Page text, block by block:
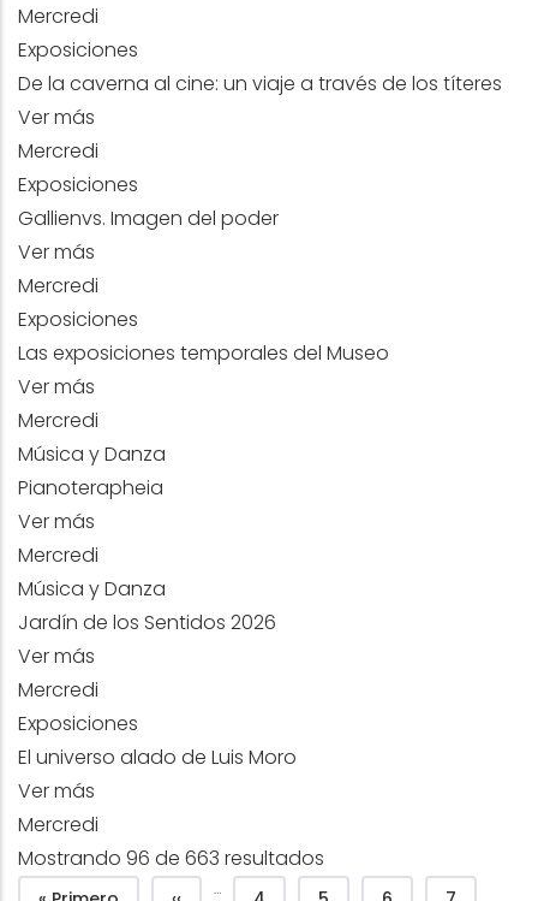
Mercredi
Exposiciones
De la caverna al cine: un viaje a través de los títeres
Ver más
Mercredi
Exposiciones
Gallienvs. Imagen del poder
Ver más
Mercredi
Exposiciones
Las exposiciones temporales del Museo
Ver más
Mercredi
Música y Danza
Pianoterapheia
Ver más
Mercredi
Música y Danza
Jardín de los Sentidos 2026
Ver más
Mercredi
Exposiciones
El universo alado de Luis Moro
Ver más
Mercredi
Mostrando 96 de 663 resultados
Pagination
…